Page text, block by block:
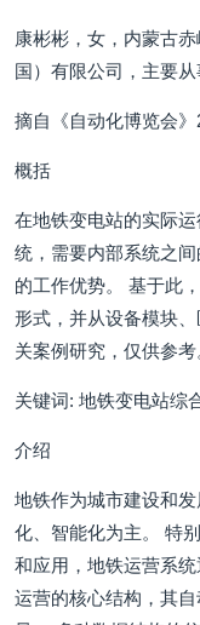
康彬彬，女，内蒙古
国）有限公司，主要从
摘自《自动化博览会
概括
在地铁变电站的实际
统，需要内部系统之
的工作优势。 基于此
形式，并从设备模块
关案例研究，仅供参考
关键词: 地铁变电站综
介绍
地铁作为城市建设和
化、智能化为主。 特
和应用，地铁运营系
运营的核心结构，其